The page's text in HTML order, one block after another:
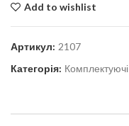
Add to wishlist
Артикул: 2107
Категорія: Комплектуючі